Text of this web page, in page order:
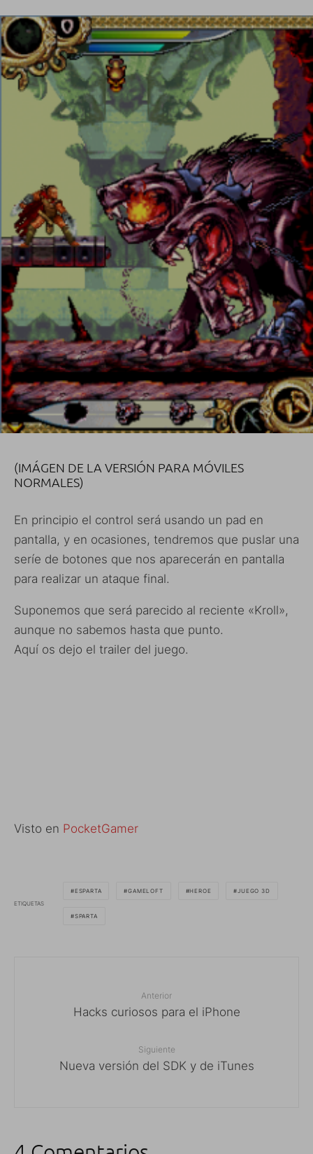
(IMÁGEN DE LA VERSIÓN PARA MÓVILES
NORMALES)
En principio el control será usando un pad en
pantalla, y en ocasiones, tendremos que puslar una
seríe de botones que nos aparecerán en pantalla
para realizar un ataque final.
Suponemos que será parecido al reciente «Kroll»,
aunque no sabemos hasta que punto.
Aquí os dejo el trailer del juego.
Visto en PocketGamer
ETIQUETAS
ESPARTA GAMELOFT HEROE JUEGO 3D
SPARTA
Anterior
Hacks curiosos para el iPhone
Siguiente
Nueva versión del SDK y de iTunes